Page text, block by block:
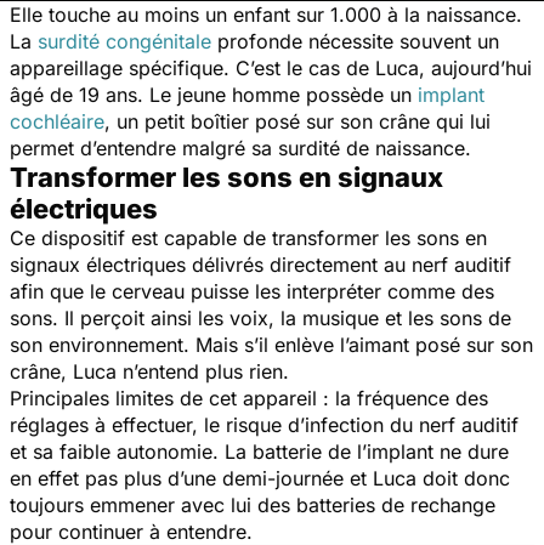
Elle touche au moins un enfant sur 1.000 à la naissance.
La surdité congénitale profonde nécessite souvent un
appareillage spécifique. C’est le cas de Luca, aujourd’hui
âgé de 19 ans. Le jeune homme possède un implant
cochléaire, un petit boîtier posé sur son crâne qui lui
permet d’entendre malgré sa surdité de naissance.
Transformer les sons en signaux
électriques
Ce dispositif est capable de transformer les sons en
signaux électriques délivrés directement au nerf auditif
afin que le cerveau puisse les interpréter comme des
sons. Il perçoit ainsi les voix, la musique et les sons de
son environnement. Mais s’il enlève l’aimant posé sur son
crâne, Luca n’entend plus rien.
Principales limites de cet appareil : la fréquence des
réglages à effectuer, le risque d’infection du nerf auditif
et sa faible autonomie. La batterie de l’implant ne dure
en effet pas plus d’une demi-journée et Luca doit donc
toujours emmener avec lui des batteries de rechange
pour continuer à entendre.